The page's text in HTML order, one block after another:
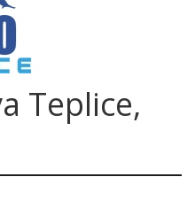
Teplice,